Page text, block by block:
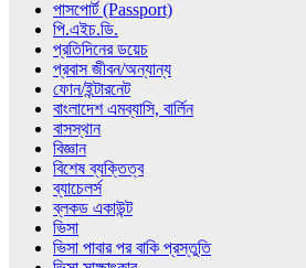
পাসপোর্ট (Passport)
পি.এইচ.ডি.
প্রতিদিনের ডয়েচ
প্রবাস জীবন/অন্যান্য
ফোন/ইন্টারনেট
বাংলাদেশ এমব্যাসি, বার্লিন
বাসস্থান
বিজ্ঞান
বিশেষ ব্যক্তিত্ব
ব্যাচেলর্স
ব্লকড একাউন্ট
ভিসা
ভিসা পাবার পর বাকি প্রস্তুতি